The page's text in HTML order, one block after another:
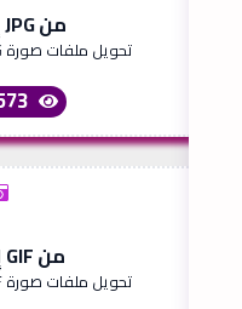
من JPG إلى PNG
تحويل ملفات صورة JPG إلى PNG بسهولة.
7,854,573
من GIF إلى PNG
تحويل ملفات صورة GIF إلى PNG بسهولة.